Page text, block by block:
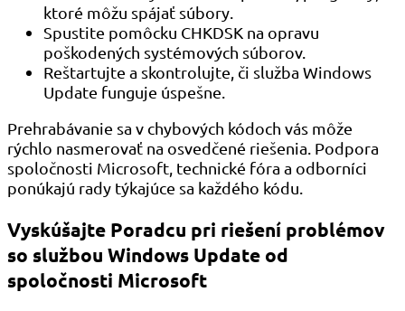
ktoré môžu spájať súbory.
Spustite pomôcku CHKDSK na opravu
poškodených systémových súborov.
Reštartujte a skontrolujte, či služba Windows
Update funguje úspešne.
Prehrabávanie sa v chybových kódoch vás môže
rýchlo nasmerovať na osvedčené riešenia. Podpora
spoločnosti Microsoft, technické fóra a odborníci
ponúkajú rady týkajúce sa každého kódu.
Vyskúšajte Poradcu pri riešení problémov
so službou Windows Update od
spoločnosti Microsoft